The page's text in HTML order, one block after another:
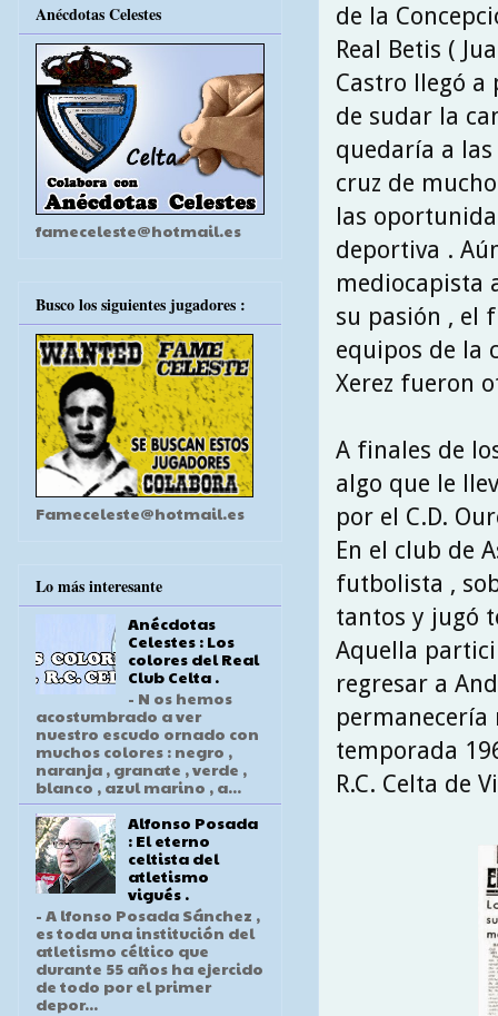
de la
Real Betis (
Castro llegó a
de sudar la
quedaría a
cruz de
las
deportiva .
mediocapista
su pasión , el
equipos de la
Xerez fueron
A finales de
algo que le
por el C.D.
En el club de
futbolista ,
tantos y jugó
Aquella
regresar a
permanecería
temporada
R.C. Celta de
Anécdotas Celestes
fameceleste@hotmail.es
Busco los siguientes jugadores :
Fameceleste@hotmail.es
Lo más interesante
Anécdotas
Celestes : Los
colores del Real
Club Celta .
- N os hemos
acostumbrado a ver
nuestro escudo ornado con
muchos colores : negro ,
naranja , granate , verde ,
blanco , azul marino , a...
Alfonso Posada
: El eterno
celtista del
atletismo
vigués .
- A lfonso Posada Sánchez ,
es toda una institución del
atletismo céltico que
durante 55 años ha ejercido
de todo por el primer
depor...